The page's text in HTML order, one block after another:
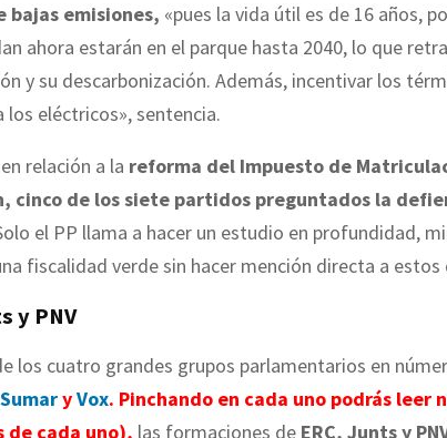
bajas emisiones, «pues la vida útil es de 16 años,
ahora estarán en el parque hasta 2040, lo que
y su descarbonización. Además, incentivar los
los eléctricos», sentencia.
relación a la reforma del Impuesto de
cinco de los siete partidos preguntados la
el PP llama a hacer un estudio en profundidad,
fiscalidad verde sin hacer mención directa a
y PNV
los cuatro grandes grupos parlamentarios en
SumaryVox. Pinchando en cada uno podrás leer
de cada uno), las formaciones de ERC, Junts y